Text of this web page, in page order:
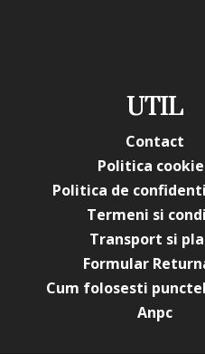
UTIL
Contact
Politica
Politica de
Termeni si
Transport si
Formular
Cum folosesti
Anpc